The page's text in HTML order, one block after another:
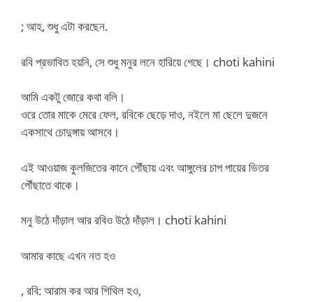
; আহ, শুধু এটা করছেন.
রবি প্রভাবিত হয়নি, সে শুধু মনুর লনে হারিয়ে গেছে। choti kahini
আমি একটু জোরে কথা বলি।
ওরে তোর মাকে মেরে ফেল, রবিকে ছেড়ে দাও, নইলে মা ছেলে দুজনে
একসাথে চোদুঙ্গায় আসবে।
এই আওয়াজ কুলজিতের কানে পৌঁছায় এবং আঙ্গুলের চাপ পায়ের ভিতর
পৌঁছাতে থাকে।
মনু উঠে দাঁড়াল আর রবিও উঠে দাঁড়াল। choti kahini
আমার কাছে এখন নত হও
, রবি: আরাম কর আর শিথিল হও,